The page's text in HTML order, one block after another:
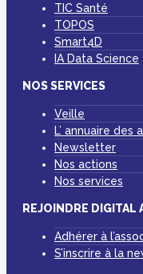
TIC Santé
TOPOS
Smart4D
IA Data Science
NOS SERVICES
Veille
L’ annuaire des
Newsletter
Nos actions
Nos services
REJOINDRE DIGITAL
Adhérer à
S’inscrire à la